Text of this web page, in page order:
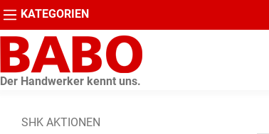
Zur Hauptnavigation springen
Der Handwerker kennt uns.
KATEGORIEN
SHK AKTIONEN